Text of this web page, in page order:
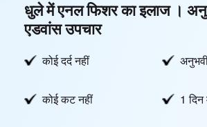
हमारे बारे में
हमसे संपर्क करें
धुले में एनल फिशर का इलाज ।
एडवांस उपचार
कोई दर्द नहीं
कोई कट नहीं 1 दिन